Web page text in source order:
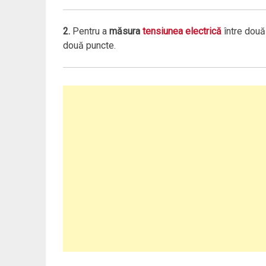
2. Pentru a măsura tensiunea electricăîntre
două puncte.